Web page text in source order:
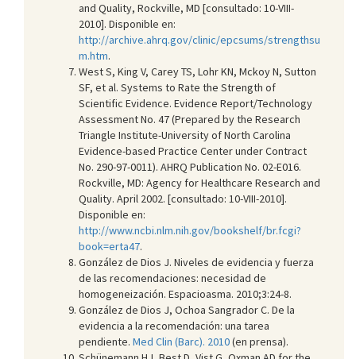
and Quality, Rockville, MD [consultado: 10-VIII-
2010]. Disponible en:
http://archive.ahrq.gov/clinic/epcsums/strengthsu
m.htm.
West S, King V, Carey TS, Lohr KN, Mckoy N, Sutton
SF, et al. Systems to Rate the Strength of
Scientific Evidence. Evidence Report/Technology
Assessment No. 47 (Prepared by the Research
Triangle Institute-University of North Carolina
Evidence-based Practice Center under Contract
No. 290-97-0011). AHRQ Publication No. 02-E016.
Rockville, MD: Agency for Healthcare Research and
Quality. April 2002. [consultado: 10-VIII-2010].
Disponible en:
http://www.ncbi.nlm.nih.gov/bookshelf/br.fcgi?
book=erta47.
González de Dios J. Niveles de evidencia y fuerza
de las recomendaciones: necesidad de
homogeneización. Espacioasma. 2010;3:24-8.
González de Dios J, Ochoa Sangrador C. De la
evidencia a la recomendación: una tarea
pendiente. Med Clin (Barc). 2010(en prensa).